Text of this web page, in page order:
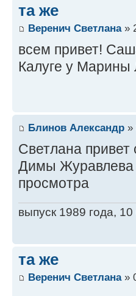
та же
Веренич Светлана»
всем привет!
Калуге у
Блинов Александр »
Светлана привет
Димы Журавлева
просмотра
выпуск 1989 года, 10
та же
Веренич Светлана»